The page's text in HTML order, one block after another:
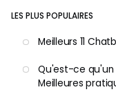
LES PLUS POPULAIRES
Meilleurs 11
Qu'est-ce qu'un
Meilleures